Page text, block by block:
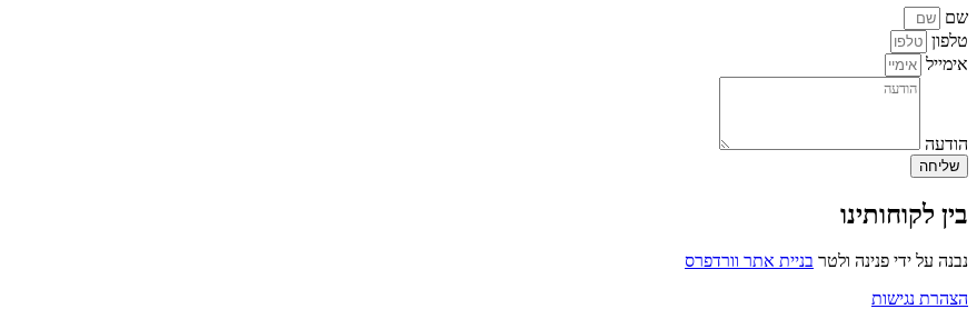
שם
טלפון
אימייל
הודעה
שליחה
בין לקוחותינו
נבנה על ידי פנינה ולטר בניית אתר וורדפרס
הצהרת נגישות